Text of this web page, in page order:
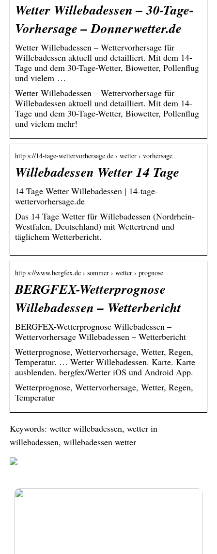
Wetter Willebadessen – 30-Tage-
Vorhersage – Donnerwetter.de
Wetter Willebadessen – Wettervorhersage für
Willebadessen aktuell und detailliert. Mit dem 14-
Tage und dem 30-Tage-Wetter, Biowetter, Pollenflug
und vielem …
Wetter Willebadessen – Wettervorhersage für
Willebadessen aktuell und detailliert. Mit dem 14-
Tage und dem 30-Tage-Wetter, Biowetter, Pollenflug
und vielem mehr!
http s://14-tage-wettervorhersage.de › wetter › vorhersage
Willebadessen Wetter 14 Tage
14 Tage Wetter Willebadessen | 14-tage-
wettervorhersage.de
Das 14 Tage Wetter für Willebadessen (Nordrhein-
Westfalen, Deutschland) mit Wettertrend und
täglichem Wetterbericht.
http s://www.bergfex.de › sommer › wetter › prognose
BERGFEX-Wetterprognose
Willebadessen – Wetterbericht
BERGFEX-Wetterprognose Willebadessen –
Wettervorhersage Willebadessen – Wetterbericht
Wetterprognose, Wettervorhersage, Wetter, Regen,
Temperatur. … Wetter Willebadessen. Karte. Karte
ausblenden. bergfex/Wetter iOS und Android App.
Wetterprognose, Wettervorhersage, Wetter, Regen,
Temperatur
Keywords: wetter willebadessen, wetter in
willebadessen, willebadessen wetter